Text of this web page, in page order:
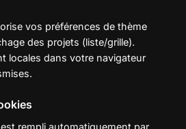
vos préférences de thème
des projets (liste/grille).
locales dans votre navigateur